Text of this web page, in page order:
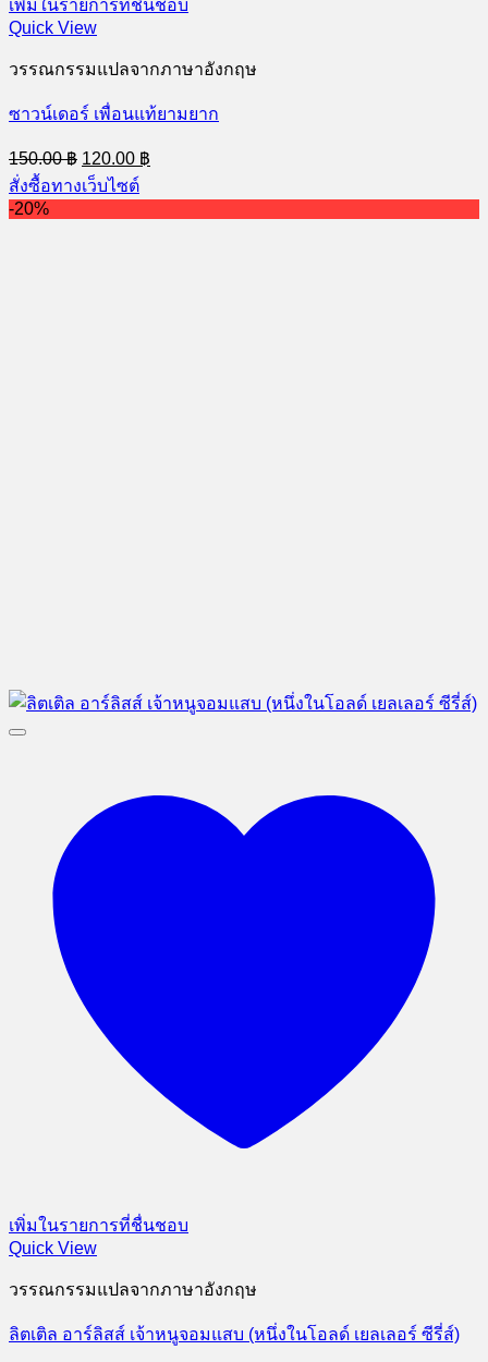
เพิ่มในรายการที่ชื่นชอบ
Quick View
วรรณกรรมแปลจากภาษาอังกฤษ
ซาวน์เดอร์ เพื่อนแท้ยามยาก
150.00฿ Original
price
was:
150.00 ฿.
120.00 ฿
price
120.00 ฿.
สั่งซื้อทางเว็บไซต์
-20%
เพิ่มในรายการที่ชื่นชอบ
Quick View
วรรณกรรมแปลจากภาษาอังกฤษ
ลิตเติล อาร์ลิสส์ เจ้าหนูจอมแสบ (หนึ่งในโอลด์ เยลเลอร์ ซีรี่ส์)